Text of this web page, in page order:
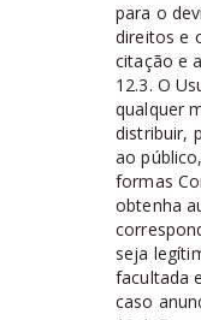
para o
direitos e
citação e
12.3. O
qualquer
distribuir,
ao
formas
obtenha
seja
facultada
caso